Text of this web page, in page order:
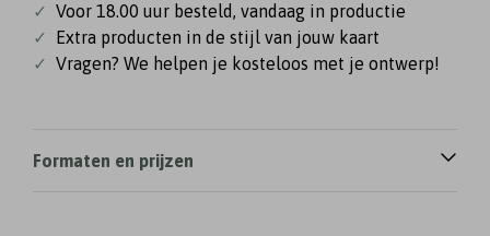
✓ Voor 18.00 uur besteld, vandaag in productie
✓
Extra producten in de stijl van jouw kaart
✓ Vragen? We helpen je kosteloos met je ontwerp!
Formaten en prijzen